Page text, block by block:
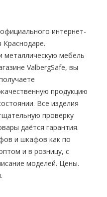
интернет-
Краснодаре.
металлическую мебель
ValbergSafe, вы
продукцию
Все изделия
проверку
даётся гарантия.
и шкафов как по
и в розницу, с
моделей. Цены.